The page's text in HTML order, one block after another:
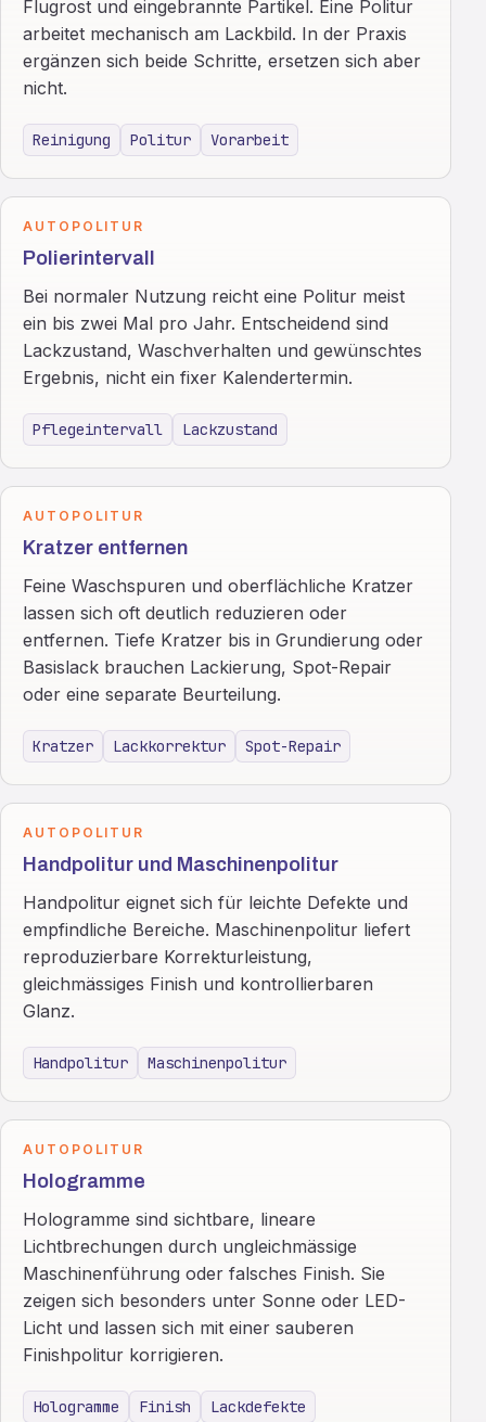
Flugrost und eingebrannte Partikel. Eine Politur
arbeitet mechanisch am Lackbild. In der Praxis
ergänzen sich beide Schritte, ersetzen sich aber
nicht.
Reinigung Politur Vorarbeit
AUTOPOLITUR
Polierintervall
Bei normaler Nutzung reicht eine Politur meist
ein bis zwei Mal pro Jahr. Entscheidend sind
Lackzustand, Waschverhalten und gewünschtes
Ergebnis, nicht ein fixer Kalendertermin.
Pflegeintervall Lackzustand
AUTOPOLITUR
Kratzer entfernen
Feine Waschspuren und oberflächliche Kratzer
lassen sich oft deutlich reduzieren oder
entfernen. Tiefe Kratzer bis in Grundierung oder
Basislack brauchen Lackierung, Spot-Repair
oder eine separate Beurteilung.
Kratzer Lackkorrektur Spot-Repair
AUTOPOLITUR
Handpolitur und Maschinenpolitur
Handpolitur eignet sich für leichte Defekte und
empfindliche Bereiche. Maschinenpolitur liefert
reproduzierbare Korrekturleistung,
gleichmässiges Finish und kontrollierbaren
Glanz.
Handpolitur Maschinenpolitur
AUTOPOLITUR
Hologramme
Hologramme sind sichtbare, lineare
Lichtbrechungen durch ungleichmässige
Maschinenführung oder falsches Finish. Sie
zeigen sich besonders unter Sonne oder LED-
Licht und lassen sich mit einer sauberen
Finishpolitur korrigieren.
Hologramme Finish Lackdefekte